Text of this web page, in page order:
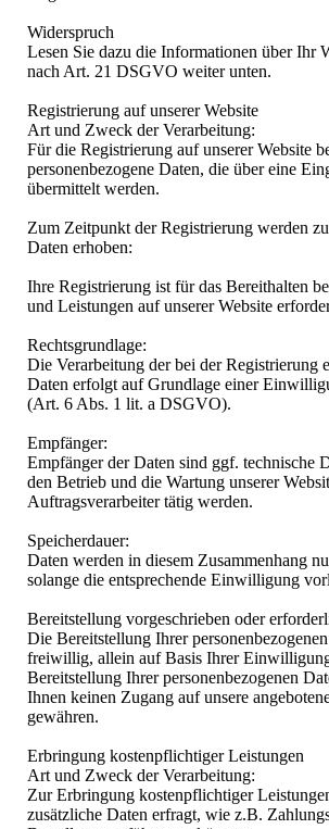
Widerspruch
Lesen Sie dazu die Informationen über Ihr
nach Art. 21 DSGVO weiter unten.
Registrierung auf unserer Website
Art und Zweck der Verarbeitung:
Für die Registrierung auf unserer Website
personenbezogene Daten, die über eine
übermittelt werden.
Zum Zeitpunkt der Registrierung werden
Daten erhoben:
Ihre Registrierung ist für das Bereithalten
und Leistungen auf unserer Website
Rechtsgrundlage:
Die Verarbeitung der bei der Registrierung
Daten erfolgt auf Grundlage einer
(Art. 6 Abs. 1 lit. a DSGVO).
Empfänger:
Empfänger der Daten sind ggf. technische
den Betrieb und die Wartung unserer
Auftragsverarbeiter tätig werden.
Speicherdauer:
Daten werden in diesem Zusammenhang
solange die entsprechende Einwilligung
Bereitstellung vorgeschrieben oder
Die Bereitstellung Ihrer
freiwillig, allein auf Basis Ihrer
Bereitstellung Ihrer personenbezogenen
Ihnen keinen Zugang auf unsere
gewähren.
Erbringung kostenpflichtiger Leistungen
Art und Zweck der Verarbeitung:
Zur Erbringung kostenpflichtiger
zusätzliche Daten erfragt, wie z.B.